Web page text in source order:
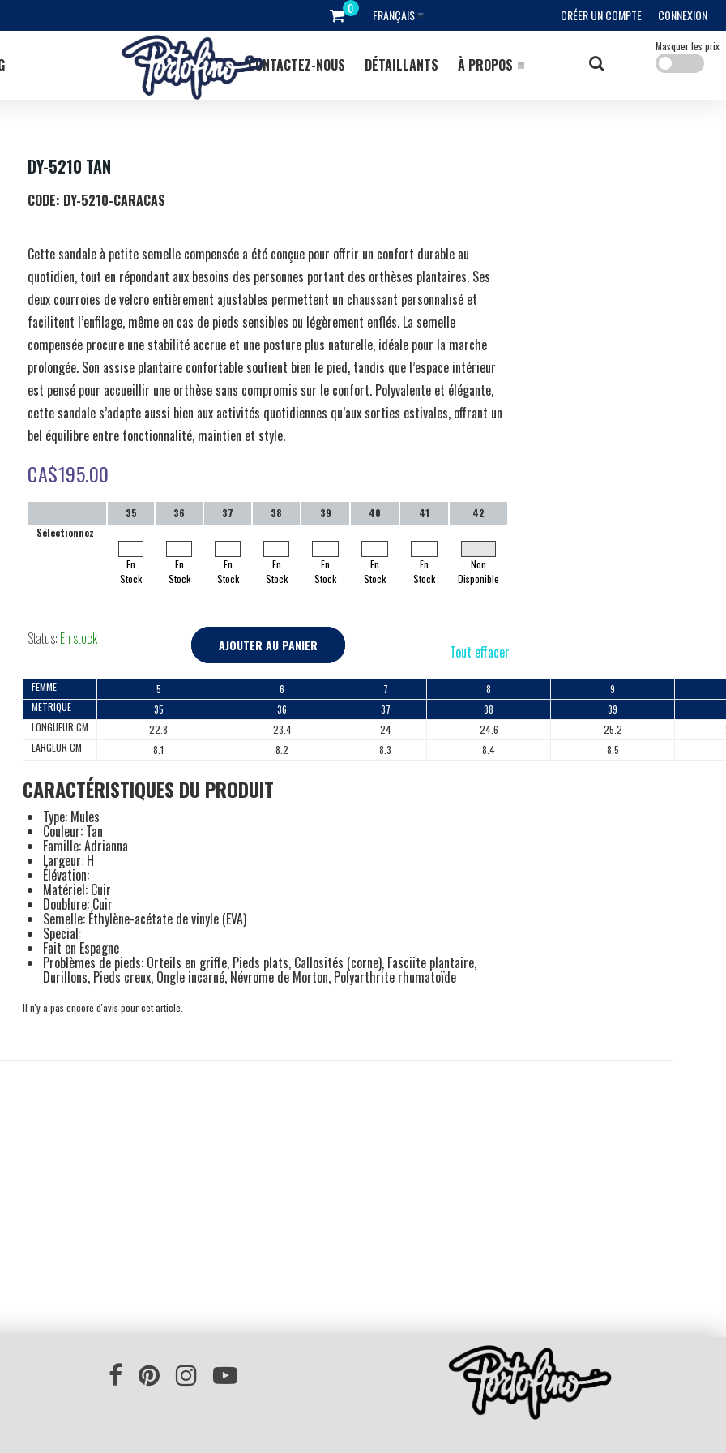
CRÉER UN COMPTE CONNEXION
FRANÇAIS
À PROPOS
DÉTAILLANTS
CONTACTEZ-NOUS
Masquer les prix
DY-5210 TAN
CODE: DY-5210-CARACAS
Cette sandale à petite semelle compensée a été conçue pour offrir un confort durable au
quotidien, tout en répondant aux besoins des personnes portant des orthèses plantaires. Ses
deux courroies de velcro entièrement ajustables permettent un chaussant personnalisé et
facilitent l’enfilage, même en cas de pieds sensibles ou légèrement enflés. La semelle
compensée procure une stabilité accrue et une posture plus naturelle, idéale pour la marche
prolongée. Son assise plantaire confortable soutient bien le pied, tandis que l’espace intérieur
est pensé pour accueillir une orthèse sans compromis sur le confort. Polyvalente et élégante,
cette sandale s’adapte aussi bien aux activités quotidiennes qu’aux sorties estivales, offrant un
bel équilibre entre fonctionnalité, maintien et style.
CA$195.00
35 36 37 38 39 40 41
42
Sélectionnez
En
Stock
En
Stock
En
Stock
En
Stock
En
Stock
En
Stock
En
Stock
Non
Disponible
Status: En stock AJOUTER AU PANIER Tout effacer
FEMME 5 6 7 8
9
METRIQUE
35 36 37 38
39
LONGUEUR CM
22.8 23.4 24 24.6 25.2
LARGEUR CM
8.1 8.2 8.3 8.4 8.5
CARACTÉRISTIQUES DU PRODUIT
Type: Mules
Couleur: Tan
Famille: Adrianna
Largeur: H
Élévation:
Matériel: Cuir
Doublure: Cuir
Semelle: Éthylène-acétate de vinyle (EVA)
Special:
Fait en Espagne
Problèmes de pieds: Orteils en griffe, Pieds plats, Callosités (corne), Fasciite plantaire,
Durillons, Pieds creux, Ongle incarné, Névrome de Morton, Polyarthrite rhumatoïde
Il n'y a pas encore d'avis pour cet article.